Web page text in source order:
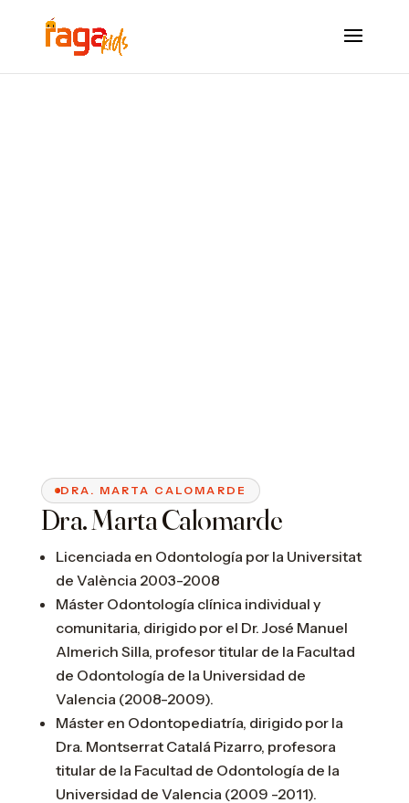
DRA. MARTA CALOMARDE
Dra. Marta Calomarde
Licenciada en Odontología por la Universitat
de València 2003-2008
Máster Odontología clínica individual y
comunitaria, dirigido por el Dr. José Manuel
Almerich Silla, profesor titular de la Facultad
de Odontología de la Universidad de
Valencia (2008-2009).
Máster en Odontopediatría, dirigido por la
Dra. Montserrat Catalá Pizarro, profesora
titular de la Facultad de Odontología de la
Universidad de Valencia (2009 -2011).